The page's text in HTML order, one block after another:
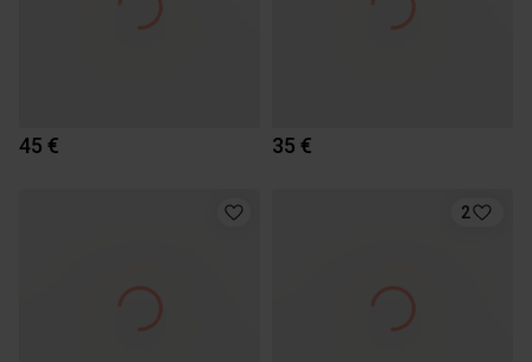
45 € 35 €
2